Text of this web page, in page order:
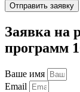
Отправить заявку
Заявка на
программ
Ваше имя
Email